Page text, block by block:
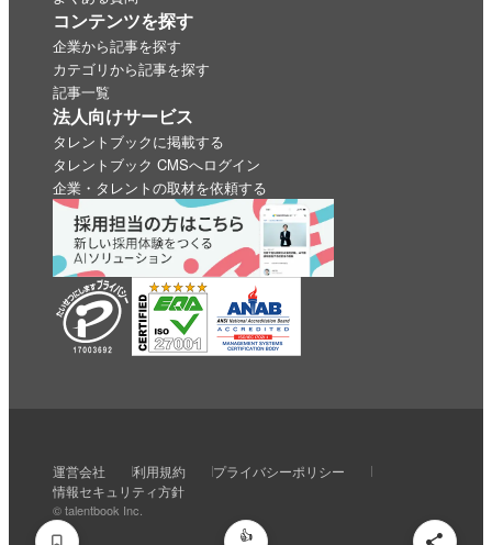
0 0 0 0 0
コンテンツを探す
企業から記事を探す
カテゴリから記事を探す
記事一覧
法人向けサービス
タレントブックに掲載する
タレントブック CMSへログイン
企業・タレントの取材を依頼する
運営会社 利用規約
プライバシーポリシー
情報セキュリティ方針
© talentbook Inc.